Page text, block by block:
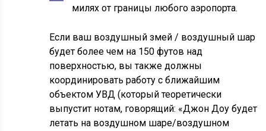
милях от границы любого аэропорта.
Если ваш воздушный змей / воздушный шар
будет более чем на 150 футов над
поверхностью, вы также должны
координировать работу с ближайшим
объектом УВД (который теоретически
выпустит нотам, говорящий: «Джон Доу будет
летать на воздушном шаре/воздушном